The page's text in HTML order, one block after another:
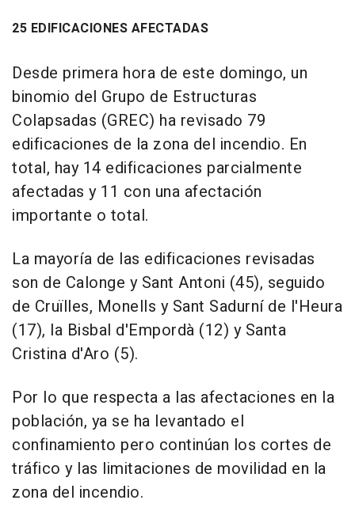
25 EDIFICACIONES AFECTADAS
Desde primera hora de este domingo, un
binomio del Grupo de Estructuras
Colapsadas (GREC) ha revisado 79
edificaciones de la zona del incendio. En
total, hay 14 edificaciones parcialmente
afectadas y 11 con una afectación
importante o total.
La mayoría de las edificaciones revisadas
son de Calonge y Sant Antoni (45), seguido
de Cruïlles, Monells y Sant Sadurní de l'Heura
(17), la Bisbal d'Empordà (12) y Santa
Cristina d'Aro (5).
Por lo que respecta a las afectaciones en la
población, ya se ha levantado el
confinamiento pero continúan los cortes de
tráfico y las limitaciones de movilidad en la
zona del incendio.